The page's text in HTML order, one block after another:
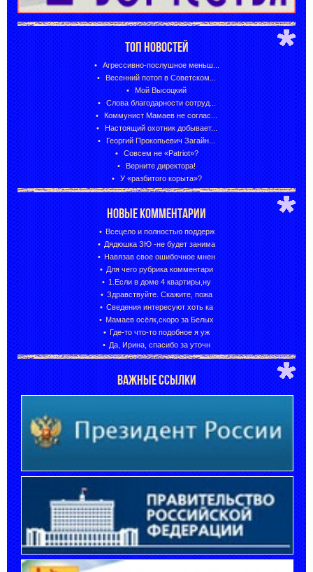
ТОП НОВОСТЕЙ
Агрессивно-послушное меньш...
Весенний потоп в Советском...
Мой Высоцкий
Слова благодарности сотруд...
Коммунист Мамаев не соглас...
Настоящий охотник добывает...
Георгий Прокопьевич Загайн...
Совсем не «Patriot»?
Верните директора!
У «разбитого корыта»?
НОВЫЕ КОММЕНТАРИИ
Всецело и полностью поддерж
Дядюшка ЗЮ -не будет занима
Навязав свое ошибочное мнен
Для чего рубрика комментари
1.Если в доме 4 квартиры,ну
Здравствуйте. Скажите, пожа
Сведения интересуют хоть ка
Мамаев осёлк,скоро за Белых
Где-то что-то подобное я уж
Да, Ирина, спасибо за уточн
ВАЖНЫЕ ССЫЛКИ